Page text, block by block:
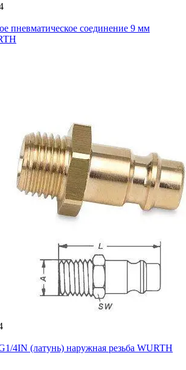
пневматическое соединение 9 мм
4IN (латунь) наружная резьба WURTH